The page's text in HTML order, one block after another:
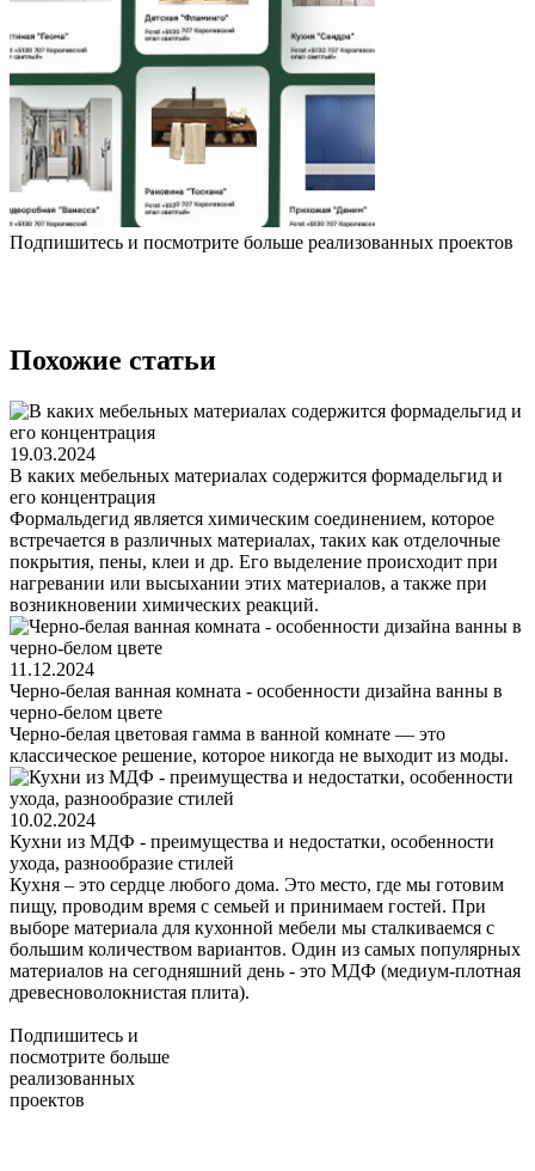
Подпишитесь и посмотрите больше реализованных проектов
Похожие статьи
19.03.2024
В каких мебельных материалах содержится формадельгид и
его концентрация
Формальдегид является химическим соединением, которое
встречается в различных материалах, таких как отделочные
покрытия, пены, клеи и др. Его выделение происходит при
нагревании или высыхании этих материалов, а также при
возникновении химических реакций.
11.12.2024
Черно-белая ванная комната - особенности дизайна ванны в
черно-белом цвете
Черно-белая цветовая гамма в ванной комнате — это
классическое решение, которое никогда не выходит из моды.
10.02.2024
Кухни из МДФ - преимущества и недостатки, особенности
ухода, разнообразие стилей
Кухня – это сердце любого дома. Это место, где мы готовим
пищу, проводим время с семьей и принимаем гостей. При
выборе материала для кухонной мебели мы сталкиваемся с
большим количеством вариантов. Один из самых популярных
материалов на сегодняшний день - это МДФ (медиум-плотная
древесноволокнистая плита).
Подпишитесь и
посмотрите больше
реализованных
проектов